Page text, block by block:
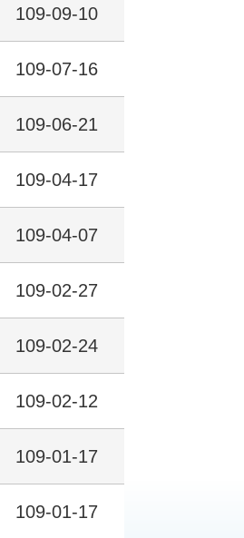
109-09-10
109-07-16
109-06-21
109-04-17
109-04-07
109-02-27
109-02-24
109-02-12
109-01-17
109-01-17